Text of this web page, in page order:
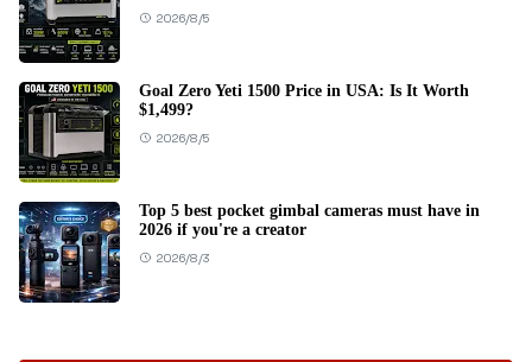
2026/8/5
Goal Zero Yeti 1500 Price in USA: Is It Worth
$1,499?
2026/8/5
Top 5 best pocket gimbal cameras must have in
2026 if you're a creator
2026/8/3